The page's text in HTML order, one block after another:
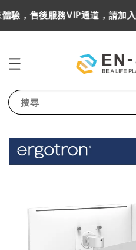
，售後服務VIP通道，請加入專
搜尋